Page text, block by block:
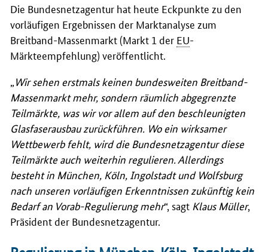
Die Bundesnetzagentur hat heute Eckpunkte zu den
vorläufigen Ergebnissen der Marktanalyse zum
Breitband-Massenmarkt (Markt 1 der EU-
Märkteempfehlung) veröffentlicht.
Wir sehen erstmals keinen bundesweiten Breitband-
Massenmarkt mehr, sondern räumlich abgegrenzte
Teilmärkte, was wir vor allem auf den beschleunigten
Glasfaserausbau zurückführen. Wo ein wirksamer
Wettbewerb fehlt, wird die Bundesnetzagentur diese
Teilmärkte auch weiterhin regulieren. Allerdings
besteht in München, Köln, Ingolstadt und Wolfsburg
nach unseren vorläufigen Erkenntnissen zukünftig kein
Bedarf an Vorab-Regulierung mehr“, sagt Klaus Müller,
Präsident der Bundesnetzagentur.